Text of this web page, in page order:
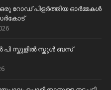
റോഡ് പിളർത്തിയ ഓർമ്മകൾ
പി സ്കൂളിൽ സ്കൂൾ ബസ്